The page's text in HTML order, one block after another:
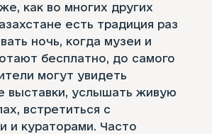
как во многих других
есть традиция раз
ночь, когда музеи и
бесплатно, до самого
могут увидеть
выставки, услышать живую
встретиться с
и кураторами. Часто